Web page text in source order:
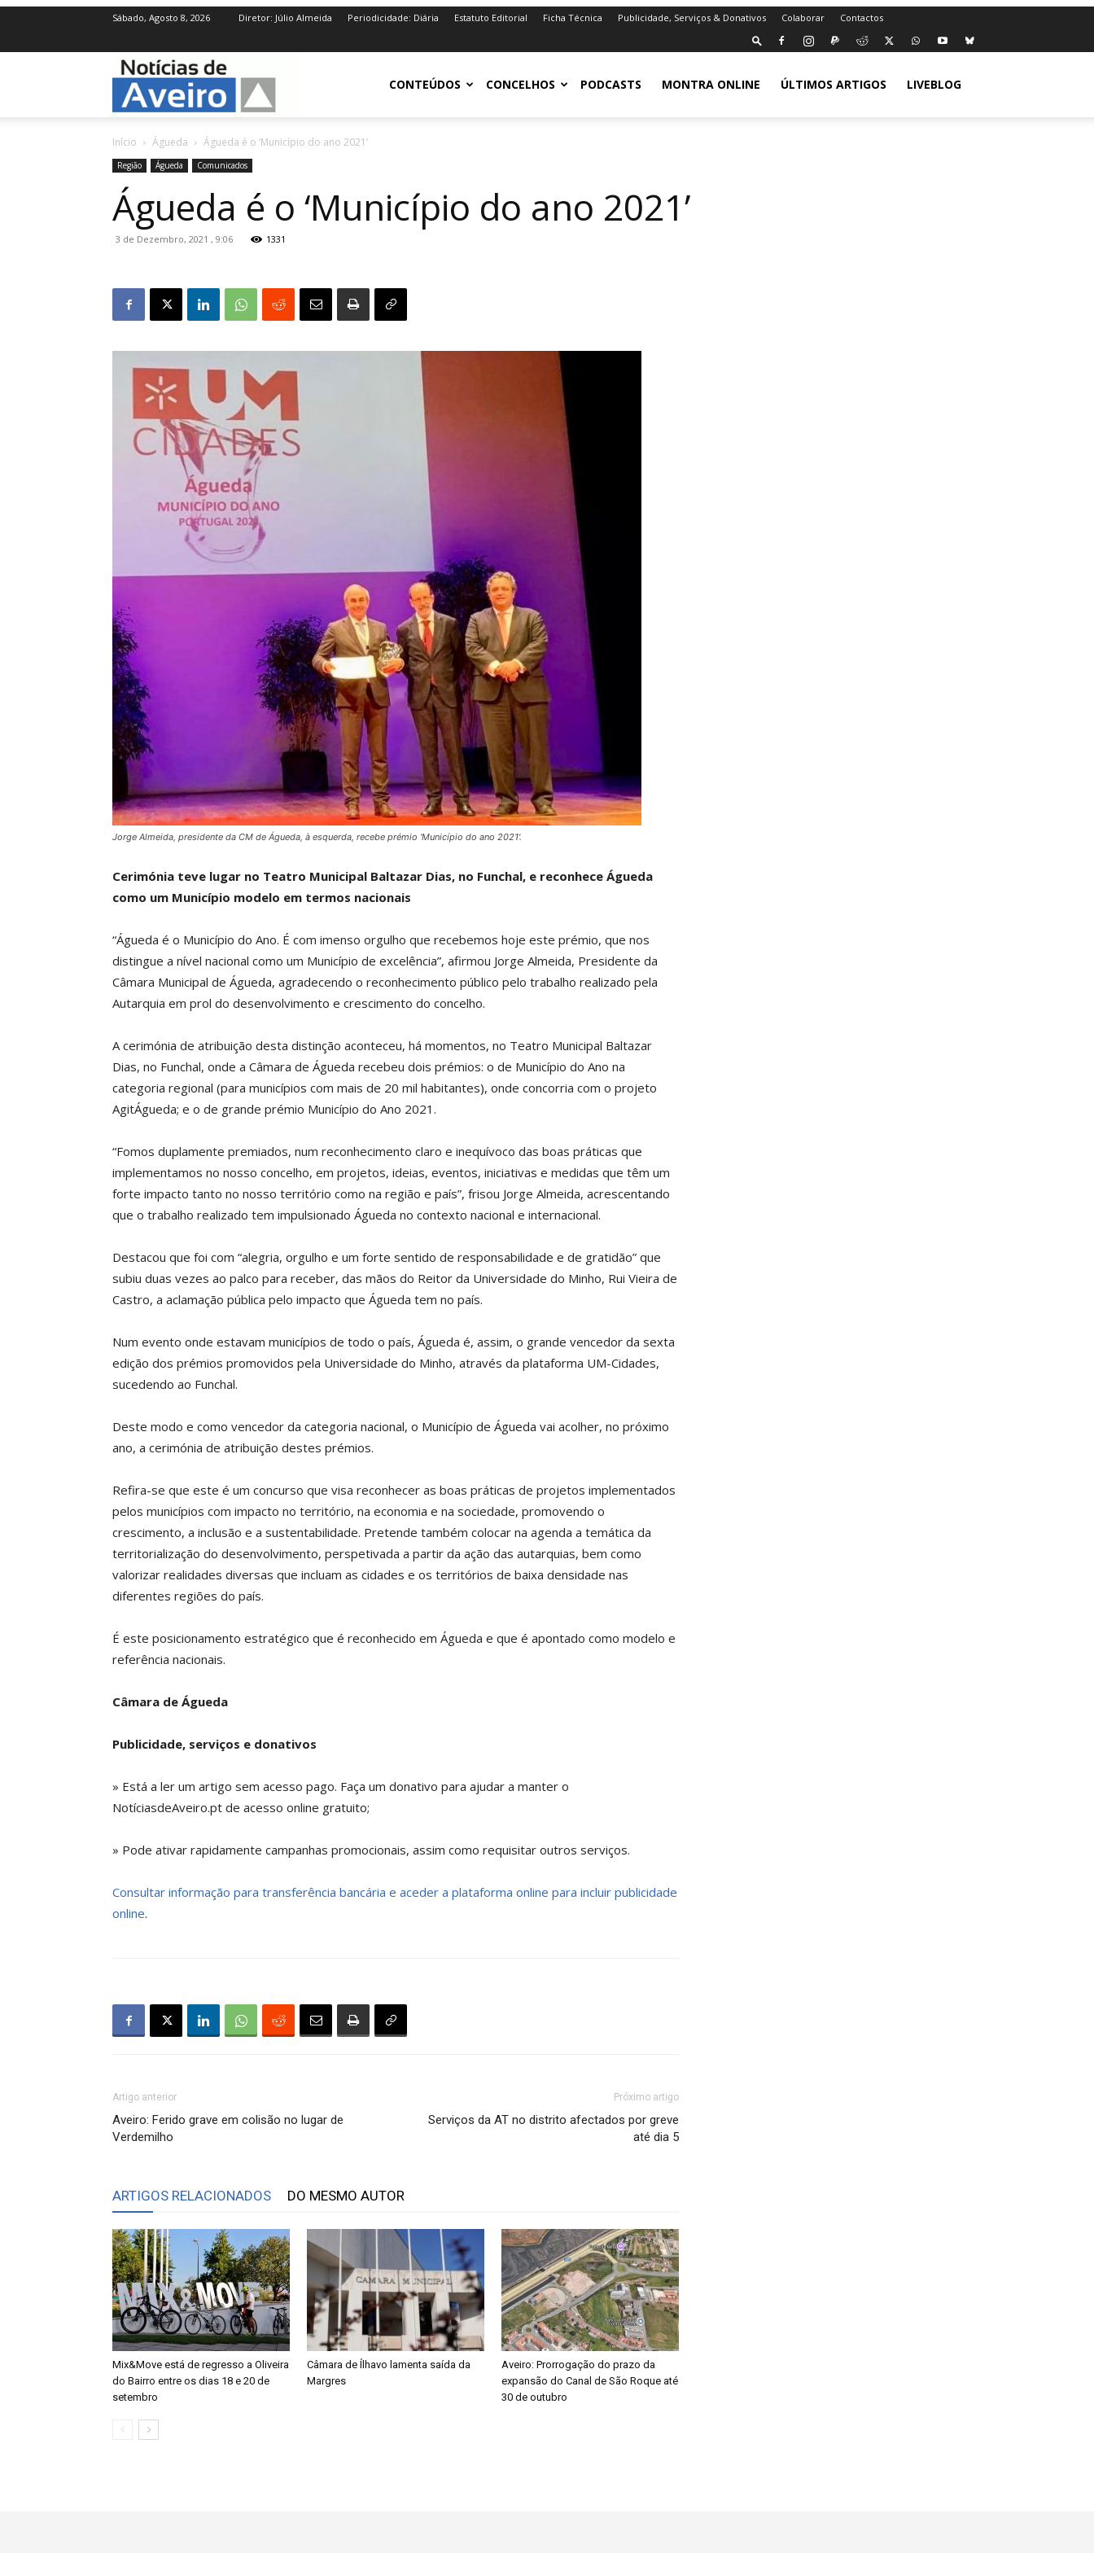
Sábado, Agosto 8, 2026 Diretor: Júlio Almeida Periodicidade: Diária Estatuto Editorial Ficha Técnica Publicidade, Serviços & Donativos Colaborar Contactos
NotíciasdeAveiro.ptCONTEÚDOS CONCELHOS PODCASTS MONTRA ONLINE ÚLTIMOS ARTIGOS LIVEBLOG
Início Águeda Águeda é o ‘Município do ano 2021’
Região Águeda Comunicados
Águeda é o ‘Município do ano 2021’
3 de Dezembro, 2021 , 9:06 1331
Jorge Almeida, presidente da CM de Águeda, à esquerda, recebe prémio 'Município do ano 2021'.
Cerimónia teve lugar no Teatro Municipal Baltazar Dias, no Funchal, e reconhece Águeda
como um Município modelo em termos nacionais
“Águeda é o Município do Ano. É com imenso orgulho que recebemos hoje este prémio, que nos
distingue a nível nacional como um Município de excelência”, afirmou Jorge Almeida, Presidente da
Câmara Municipal de Águeda, agradecendo o reconhecimento público pelo trabalho realizado pela
Autarquia em prol do desenvolvimento e crescimento do concelho.
A cerimónia de atribuição desta distinção aconteceu, há momentos, no Teatro Municipal Baltazar
Dias, no Funchal, onde a Câmara de Águeda recebeu dois prémios: o de Município do Ano na
categoria regional (para municípios com mais de 20 mil habitantes), onde concorria com o projeto
AgitÁgueda; e o de grande prémio Município do Ano 2021.
“Fomos duplamente premiados, num reconhecimento claro e inequívoco das boas práticas que
implementamos no nosso concelho, em projetos, ideias, eventos, iniciativas e medidas que têm um
forte impacto tanto no nosso território como na região e país”, frisou Jorge Almeida, acrescentando
que o trabalho realizado tem impulsionado Águeda no contexto nacional e internacional.
Destacou que foi com “alegria, orgulho e um forte sentido de responsabilidade e de gratidão” que
subiu duas vezes ao palco para receber, das mãos do Reitor da Universidade do Minho, Rui Vieira de
Castro, a aclamação pública pelo impacto que Águeda tem no país.
Num evento onde estavam municípios de todo o país, Águeda é, assim, o grande vencedor da sexta
edição dos prémios promovidos pela Universidade do Minho, através da plataforma UM-Cidades,
sucedendo ao Funchal.
Deste modo e como vencedor da categoria nacional, o Município de Águeda vai acolher, no próximo
ano, a cerimónia de atribuição destes prémios.
Refira-se que este é um concurso que visa reconhecer as boas práticas de projetos implementados
pelos municípios com impacto no território, na economia e na sociedade, promovendo o
crescimento, a inclusão e a sustentabilidade. Pretende também colocar na agenda a temática da
territorialização do desenvolvimento, perspetivada a partir da ação das autarquias, bem como
valorizar realidades diversas que incluam as cidades e os territórios de baixa densidade nas
diferentes regiões do país.
É este posicionamento estratégico que é reconhecido em Águeda e que é apontado como modelo e
referência nacionais.
Câmara de Águeda
Publicidade, serviços e donativos
» Está a ler um artigo sem acesso pago. Faça um donativo para ajudar a manter o
NotíciasdeAveiro.pt de acesso online gratuito;
» Pode ativar rapidamente campanhas promocionais, assim como requisitar outros serviços.
Consultar informação para transferência bancária e aceder a plataforma online para incluir publicidade
online.
Artigo anterior
Aveiro: Ferido grave em colisão no lugar de
Verdemilho
Próximo artigo
Serviços da AT no distrito afectados por greve
até dia 5
ARTIGOS RELACIONADOS DO MESMO AUTOR
Mix&Move está de regresso a Oliveira
do Bairro entre os dias 18 e 20 de
setembro
Câmara de Ílhavo lamenta saída da
Margres
Aveiro: Prorrogação do prazo da
expansão do Canal de São Roque até
30 de outubro